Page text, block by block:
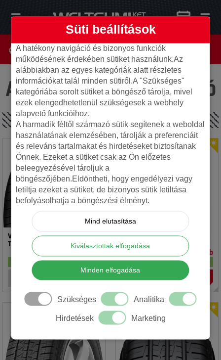
Az oldal nem található
SPECIÁLIS AJÁNLATOK
Vredestein 195/65R15 91T T-
TRAC 2 DOT23
17 db
Rotalla 195/65R15 91V RH02
14 990 Ft/ db
raktáron
Süti beállítások
A hatékony navigáció és bizonyos funkciók
működésének érdekében sütiket használunk.Az
alábbiakban az egyes kategóriák alatt részletes
információkat talál minden sütiről.A "Szükséges"
kategóriába sorolt sütiket a böngésző tárolja, mivel
ezek elengedhetetlenül szükségesek a webhely
alapvető funkcióihoz.
A harmadik féltől származó sütik segítenek a weboldal
használatának elemzésében, tárolják a preferenciáit
és releváns tartalmakat és hirdetéseket biztosítanak
Önnek. Ezeket a sütiket csak az Ön előzetes
beleegyezésével tároljuk a
böngészőjében.Eldöntheti, hogy engedélyezi vagy
letiltja ezeket a sütiket, de bizonyos sütik letiltása
befolyásolhatja a böngészési élményt.
Mind elutasítása
Kiválasztottak elfogadása
Minden elfogadása
Szükséges Analitika
Hirdetések Marketing